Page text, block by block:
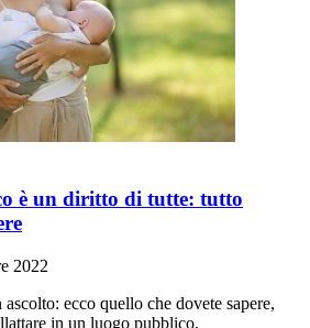
è un diritto di tutte: tutto
2022
ecco quello che dovete sapere,
in un luogo pubblico.